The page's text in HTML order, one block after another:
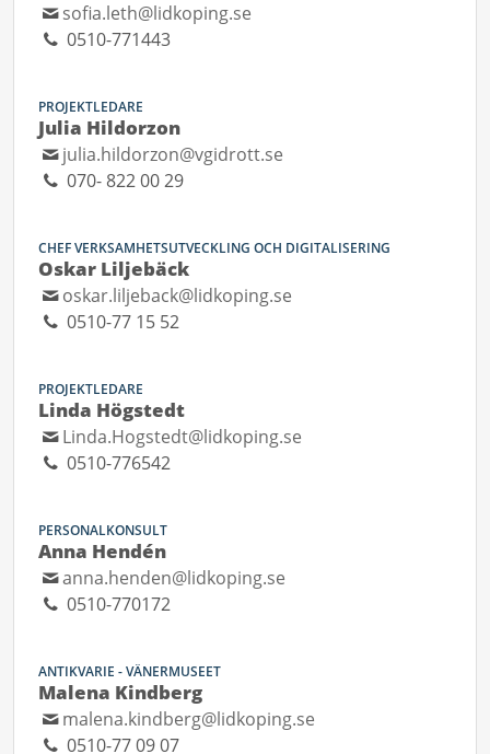
sofia.leth@lidkoping.se
0510-771443
PROJEKTLEDARE
Julia Hildorzon
julia.hildorzon@vgidrott.se
070- 822 00 29
CHEF VERKSAMHETSUTVECKLING OCH DIGITALISERING
Oskar Liljebäck
oskar.liljeback@lidkoping.se
0510-77 15 52
PROJEKTLEDARE
Linda Högstedt
Linda.Hogstedt@lidkoping.se
0510-776542
PERSONALKONSULT
Anna Hendén
anna.henden@lidkoping.se
0510-770172
ANTIKVARIE - VÄNERMUSEET
Malena Kindberg
malena.kindberg@lidkoping.se
0510-77 09 07